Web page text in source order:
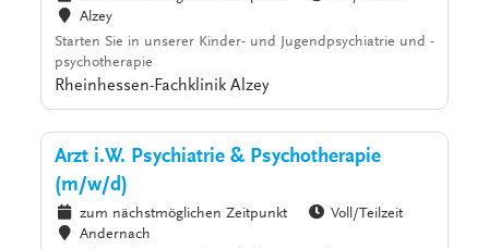
Alzey
Starten Sie in unserer Kinder- und Jugendpsychiatrie und -
psychotherapie
Rheinhessen-Fachklinik Alzey
Arzt i.W. Psychiatrie & Psychotherapie
(m/w/d)
zum nächstmöglichen Zeitpunkt
Voll/Teilzeit
Andernach